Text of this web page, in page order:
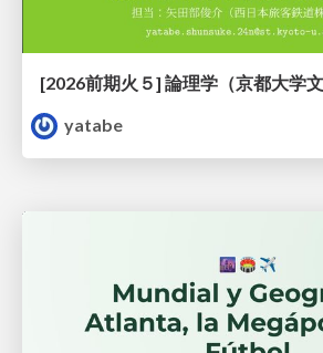
yatabe